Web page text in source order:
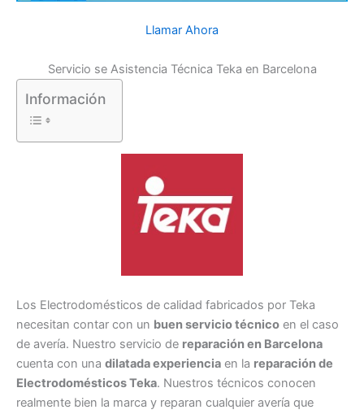
Llamar Ahora
Servicio se Asistencia Técnica Teka en Barcelona
Información
Los Electrodomésticos de calidad fabricados por Teka
necesitan contar con un buen servicio técnico en el caso
de avería. Nuestro servicio de reparación en Barcelona
cuenta con una dilatada experiencia en la reparación de
Electrodomésticos Teka. Nuestros técnicos conocen
realmente bien la marca y reparan cualquier avería que